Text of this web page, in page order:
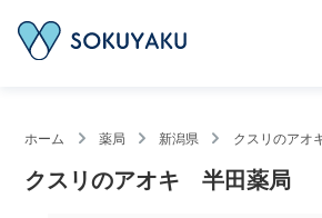
ホーム 薬局 新潟県 クスリのア
クスリのアオキ 半田薬局